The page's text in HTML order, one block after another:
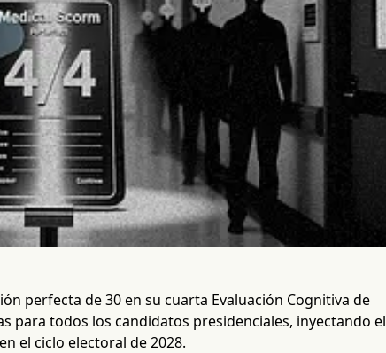
perfecta de 30 en su cuarta Evaluación Cognitiva de
para todos los candidatos presidenciales, inyectando el
el ciclo electoral de 2028.